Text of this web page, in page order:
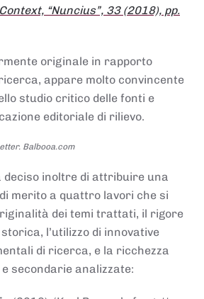
“Nuncius”, 33 (2018), pp.
originale in rapporto
appare molto convincente
studio critico delle fonti e
editoriale di rilievo.
Balbooa.com
deciso inoltre di attribuire una
merito a quattro lavori che si
dei temi trattati, il rigore
l’utilizzo di innovative
di ricerca, e la ricchezza
secondarie analizzate: